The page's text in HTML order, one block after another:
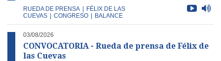
RUEDA DE PRENSA
FÉLIX DE LAS
CUEVAS
CONGRESO BALANCE
03/08/2026
CONVOCATORIA - Rueda de prensa de Félix de
las Cuevas